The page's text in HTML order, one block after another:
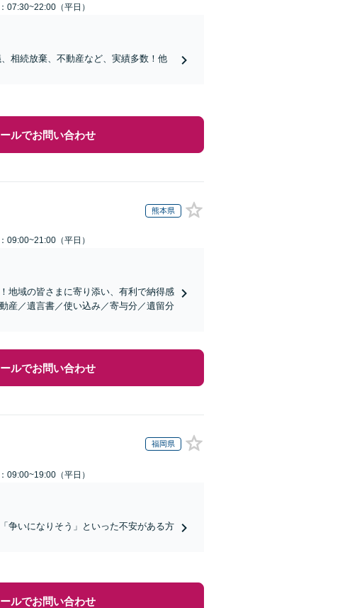
07:30~22:00（平日）
相続放棄、不動産など、実績多数！他
ルでお問い合わせ
熊本県
09:00~21:00（平日）
地域の皆さまに寄り添い、有利で納得感
産／遺言書／使い込み／寄与分／遺留分
ルでお問い合わせ
福岡県
09:00~19:00（平日）
争いになりそう」といった不安がある方
ルでお問い合わせ